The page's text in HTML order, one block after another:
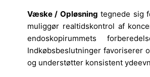
Væske / Opløsning tegnede sig
muliggør realtidskontrol af
endoskopirummets
Indkøbsbeslutninger favoriserer
og understøtter konsistent